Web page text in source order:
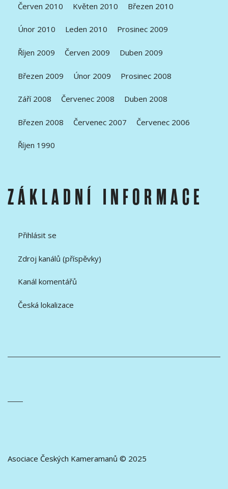
Červen 2010 Květen 2010 Březen 2010
Únor 2010 Leden 2010 Prosinec 2009
Říjen 2009 Červen 2009 Duben 2009
Březen 2009 Únor 2009 Prosinec 2008
Září 2008 Červenec 2008 Duben 2008
Březen 2008 Červenec 2007 Červenec 2006
Říjen 1990
ZÁKLADNÍ INFORMACE
Přihlásit se
Zdroj kanálů (příspěvky)
Kanál komentářů
Česká lokalizace
Asociace Českých Kameramanů © 2025